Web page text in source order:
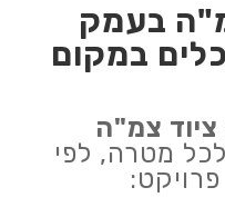
בעמק
במקום
צמ"ה
לכל מטרה, לפי